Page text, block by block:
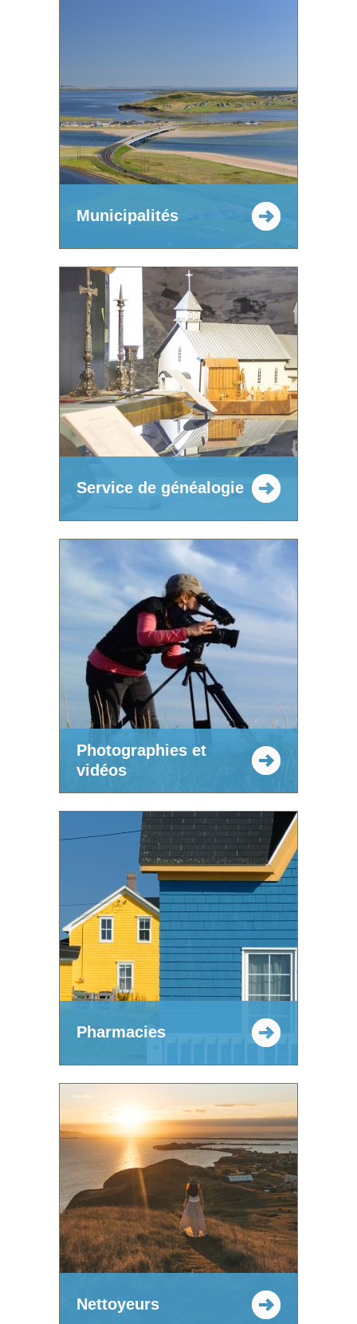
Municipalités
Service de généalogie
Photographies et
vidéos
Pharmacies
Nettoyeurs